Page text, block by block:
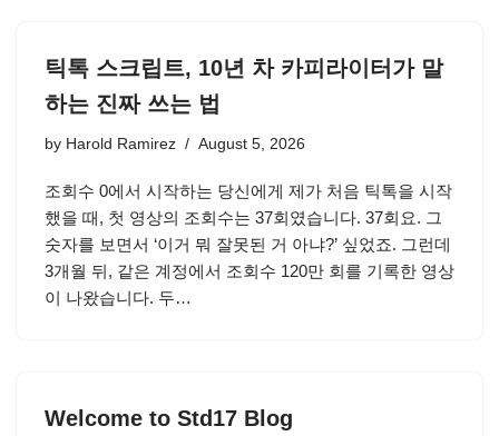
틱톡 스크립트, 10년 차 카피라이터가 말
하는 진짜 쓰는 법
by Harold Ramirez August 5, 2026
조회수 0에서 시작하는 당신에게 제가 처음 틱톡을 시작
했을 때, 첫 영상의 조회수는 37회였습니다. 37회요. 그
숫자를 보면서 ‘이거 뭐 잘못된 거 아냐?’ 싶었죠. 그런데
3개월 뒤, 같은 계정에서 조회수 120만 회를 기록한 영상
이 나왔습니다. 두…
Welcome to Std17 Blog